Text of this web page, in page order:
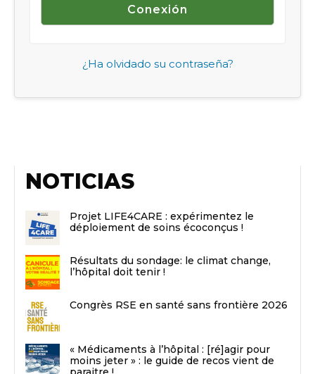
¿Ha olvidado su contraseña?
NOTICIAS
Projet LIFE4CARE : expérimentez le
déploiement de soins écoconçus !
Résultats du sondage: le climat change,
l’hôpital doit tenir !
Congrès RSE en santé sans frontière 2026
« Médicaments à l’hôpital : [ré]agir pour
moins jeter » : le guide de recos vient de